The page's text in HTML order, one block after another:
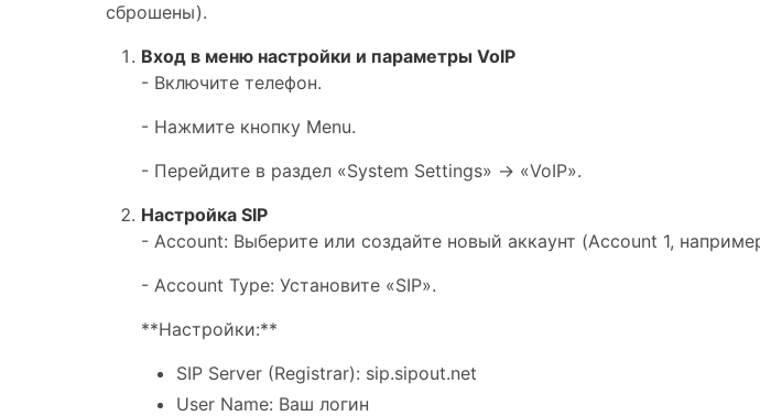
сброшены).
Вход в меню настройки и параметры VoIP
- Включите телефон.
- Нажмите кнопку Menu.
- Перейдите в раздел «System Settings» -> «VoIP».
Настройка SIP
- Account: Выберите или создайте новый аккаунт (Account 1,
- Account Type: Установите «SIP».
**Настройки:**
SIP Server (Registrar): sip.sipout.net
User Name: Ваш логин